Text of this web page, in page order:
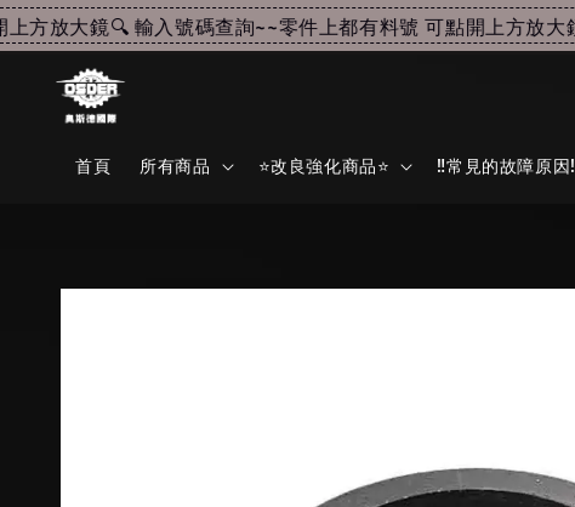
放大鏡🔍 輸入號碼查詢~~零件上都有料號 可點開上方放大鏡
首頁 所有商品 ⭐改良強化商品⭐ ‼️常見的故障原因